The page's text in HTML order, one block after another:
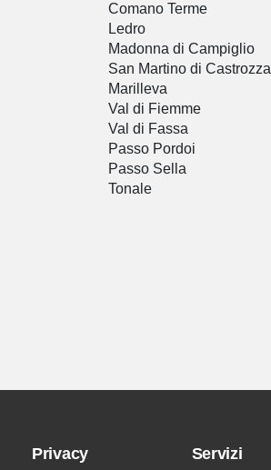
Comano Terme
Ledro
Madonna di Campiglio
San Martino di Castrozza
Marilleva
Val di Fiemme
Val di Fassa
Passo Pordoi
Passo Sella
Tonale
Privacy Servizi